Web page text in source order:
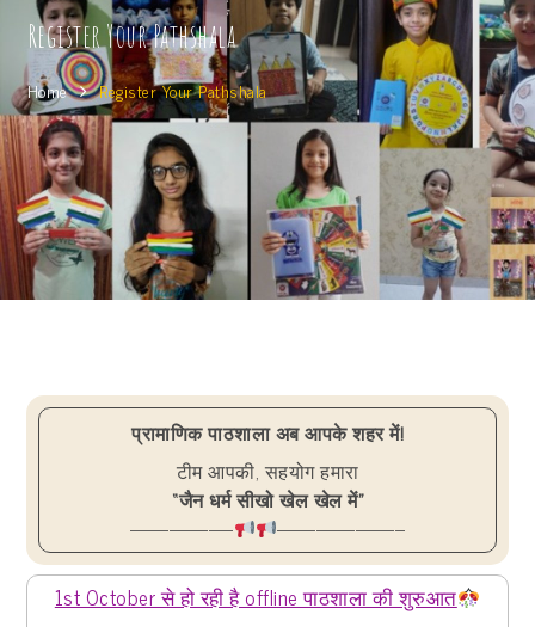
Register Your Pathshala
Home Register Your Pathshala
प्रामाणिक पाठशाला अब आपके शहर में!
टीम आपकी, सहयोग हमारा
“जैन धर्म सीखो खेल खेल में”
—————-
——————–
1st October से हो रही है offline पाठशाला की शुरुआत